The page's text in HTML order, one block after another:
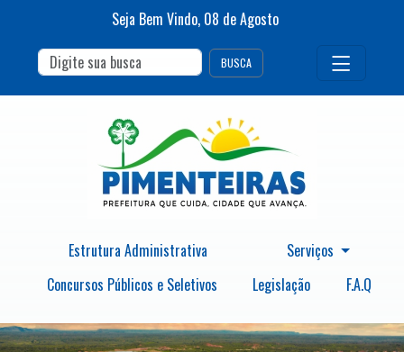
Seja Bem Vindo, 08 deAgosto
BUSCA
Estrutura Administrativa
Serviços
Concursos Públicos e Seletivos
Legislação F.A.Q